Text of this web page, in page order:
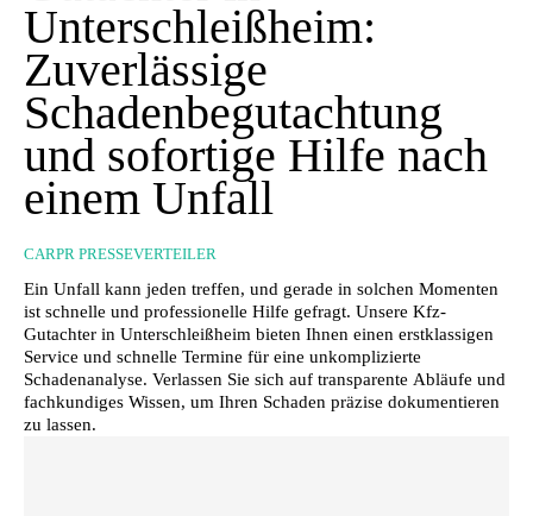
Unterschleißheim:
Zuverlässige
Schadenbegutachtung
und sofortige Hilfe nach
einem Unfall
CARPR PRESSEVERTEILER
Ein Unfall kann jeden treffen, und gerade in solchen Momenten
ist schnelle und professionelle Hilfe gefragt. Unsere Kfz-
Gutachter in Unterschleißheim bieten Ihnen einen erstklassigen
Service und schnelle Termine für eine unkomplizierte
Schadenanalyse. Verlassen Sie sich auf transparente Abläufe und
fachkundiges Wissen, um Ihren Schaden präzise dokumentieren
zu lassen.